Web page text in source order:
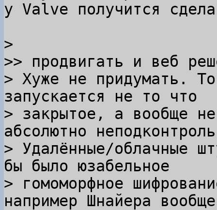
у Valve получится
>
>> продвигать и веб
> Хуже не придумать.
запускается не то что
> закрытое, а вообще
абсолютно
> Удалённые/облачные
бы было юзабельное
> гомоморфное
например Шнайера